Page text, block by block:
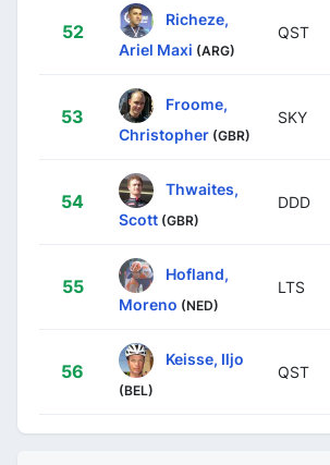
52
Richeze,
Ariel Maxi (ARG)
QST
53
Froome,
Christopher (GBR)
SKY
54
Thwaites,
Scott (GBR)
DDD
55
Hofland,
Moreno (NED)
LTS
56
Keisse, Iljo
(BEL)
QST